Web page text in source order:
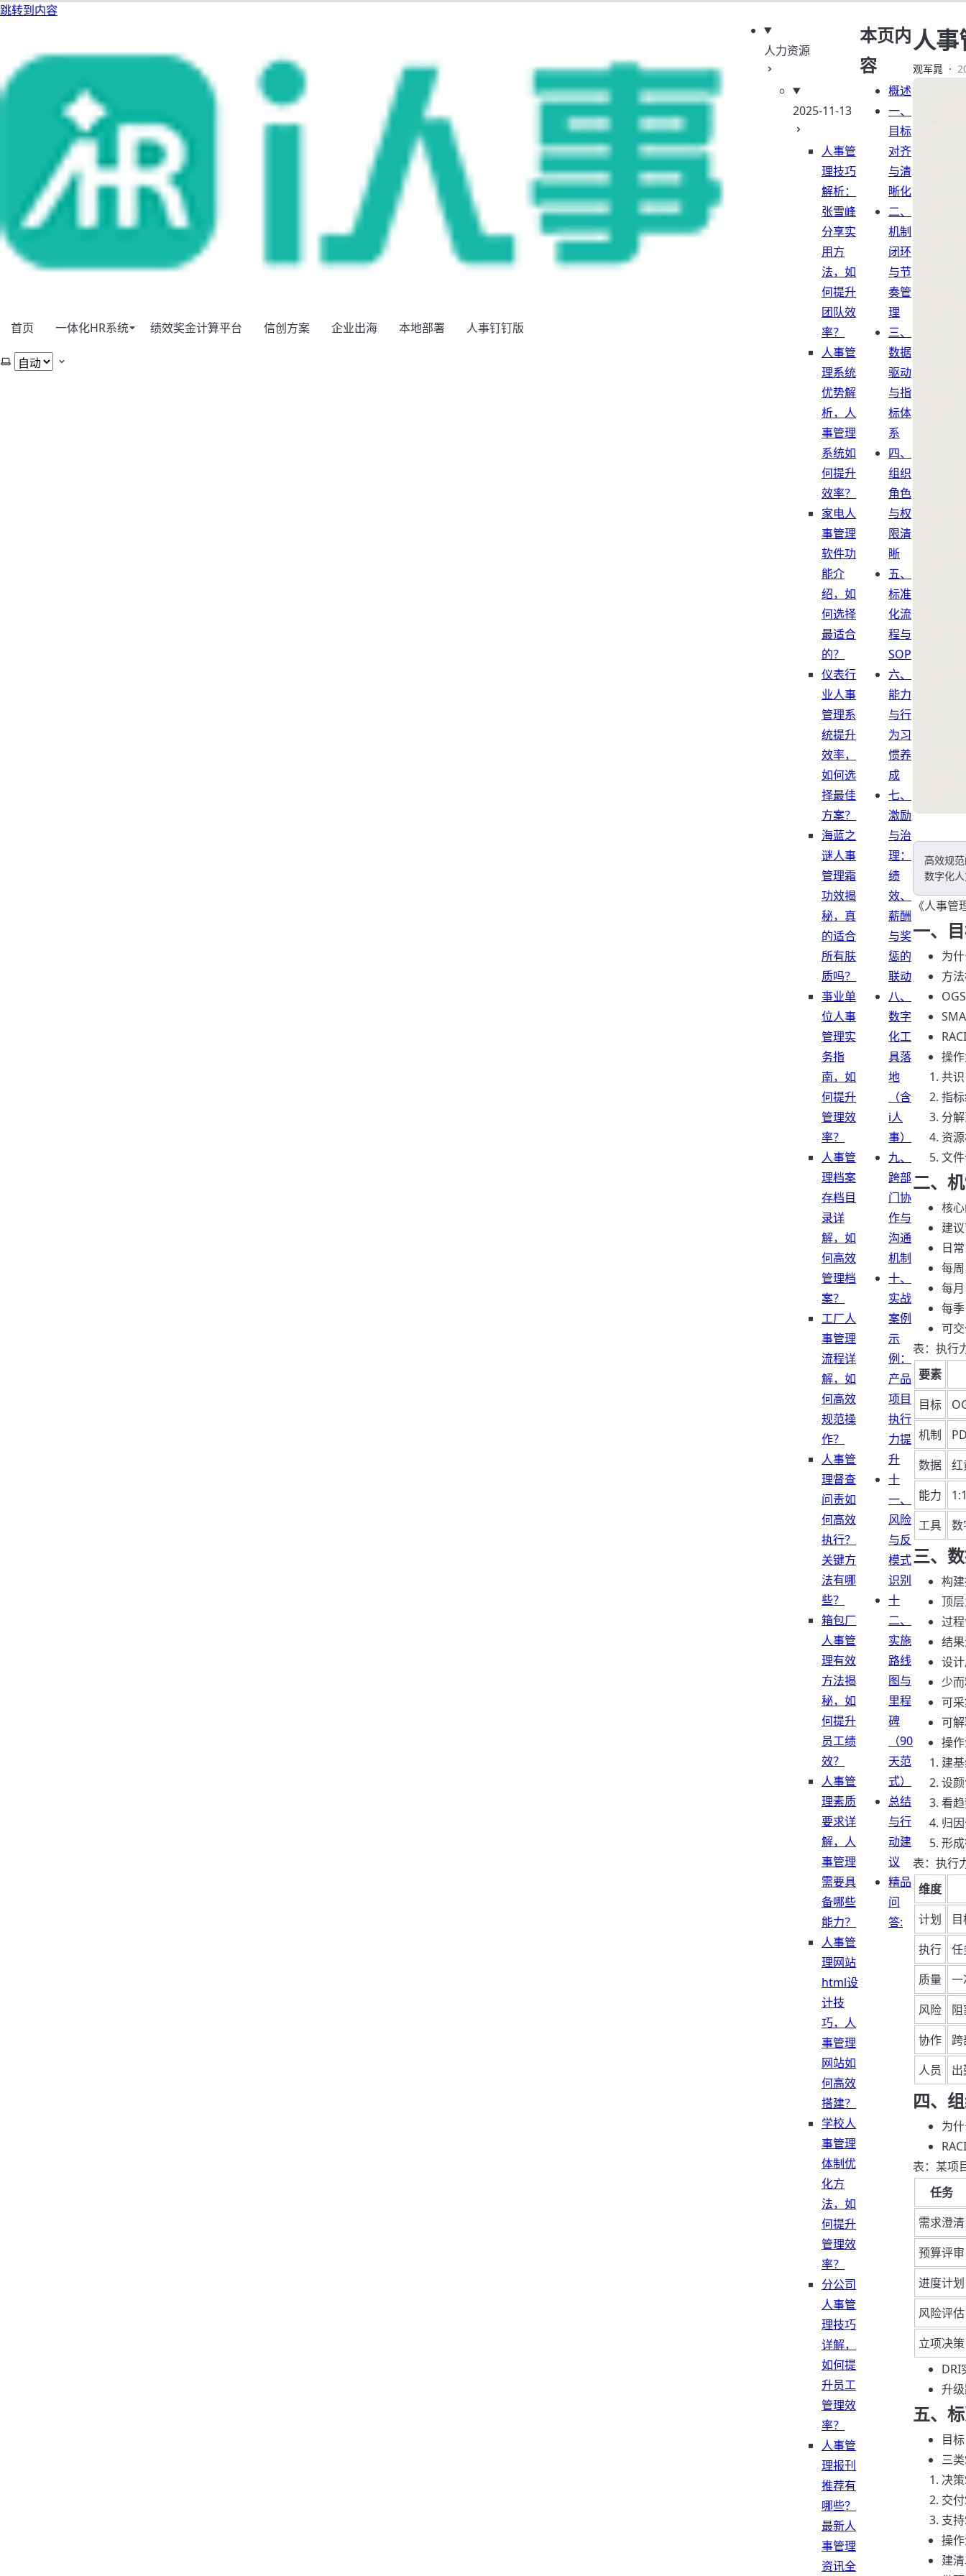
跳转到内容
首页 一体化HR系统 绩效奖金计算平台 信创方案 企业出海 本地部署 人事钉钉版
选择主题
人力资源
2025-11-13
人事管
理技巧
解析：
张雪峰
分享实
用方
法，如
何提升
团队效
率？
人事管
理系统
优势解
析，人
事管理
系统如
何提升
效率？
家电人
事管理
软件功
能介
绍，如
何选择
最适合
的？
仪表行
业人事
管理系
统提升
效率，
如何选
择最佳
方案？
海蓝之
谜人事
管理霜
功效揭
秘，真
的适合
所有肤
质吗？
亊业单
位人事
管理实
务指
南，如
何提升
管理效
率？
人事管
理档案
存档目
录详
解，如
何高效
管理档
案？
工厂人
事管理
流程详
解，如
何高效
规范操
作？
人事管
理督查
问责如
何高效
执行？
关键方
法有哪
些？
箱包厂
人事管
理有效
方法揭
秘，如
何提升
员工绩
效？
人事管
理素质
要求详
解，人
事管理
需要具
备哪些
能力？
人事管
理网站
html设
计技
巧，人
事管理
网站如
何高效
搭建？
学校人
事管理
体制优
化方
法，如
何提升
管理效
率？
分公司
人事管
理技巧
详解，
如何提
升员工
管理效
率？
人事管
理报刊
推荐有
哪些？
最新人
事管理
资讯全
本页内
容
概述
一、
目标
对齐
与清
晰化
二、
机制
闭环
与节
奏管
理
三、
数据
驱动
与指
标体
系
四、
组织
角色
与权
限清
晰
五、
标准
化流
程与
SOP
六、
能力
与行
为习
惯养
成
七、
激励
与治
理：
绩
效、
薪酬
与奖
惩的
联动
八、
数字
化工
具落
地
（含
i人
事）
九、
跨部
门协
作与
沟通
机制
十、
实战
案例
示
例：
产品
项目
执行
力提
升
十
一、
风险
与反
模式
识别
十
二、
实施
路线
图与
里程
碑
（90
天范
式）
总结
与行
动建
议
精品
问
答:
人
观军晁 ·
高效规
数字化
《人事
一、
为
方
操
共
指
分
资
文
二、
核
建
日
每
每
每
可
表：执
要素
目标
机制
数据
红
能力
工具
数
三、
构
顶
过
结
设
少
可
可
操
建
设
看
归
形
表：执行
维度
计划
执行
任
质量
一
风险
协作
人员
四、
为
表：某项
任务
需求澄清
预算评审
进度计划
风险评估
立项决策
DRI
升
五、
目
三
决
交
支
操
建